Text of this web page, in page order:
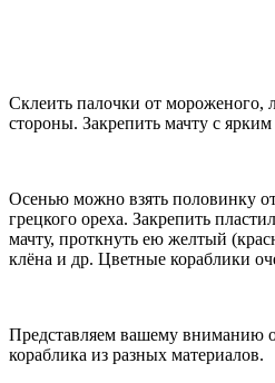
Склеить палочки от мороженого,
стороны. Закрепить мачту с
Осенью можно взять половинку
грецкого ореха. Закрепить
мачту, проткнуть ею желтый
клёна и др. Цветные кораблики
Представляем вашему вниманию
кораблика из разных материалов.